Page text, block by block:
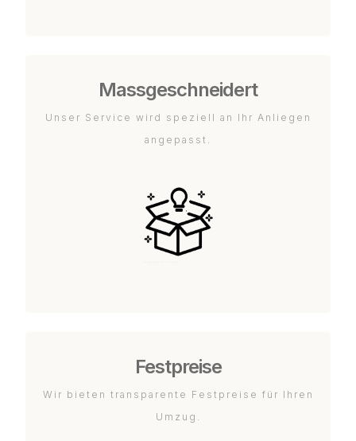
Massgeschneidert
Unser Service wird speziell an Ihr Anliegen
angepasst.
Festpreise
Wir bieten transparente Festpreise für Ihren
Umzug.